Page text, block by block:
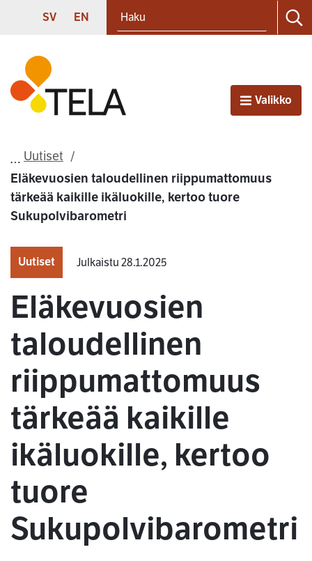
Siirry sisältöön
SVENSKA
SV ENGLISH
EN
Etusivu
AvaaValikko
Uutiset
Eläkevuosien taloudellinen riippumattomuus
tärkeää kaikille ikäluokille, kertoo tuore
Sukupolvibarometri
Uutiset Julkaistu 28.1.2025
Eläkevuosien
taloudellinen
riippumattomuus
tärkeää kaikille
ikäluokille, kertoo
tuore
Sukupolvibarometri